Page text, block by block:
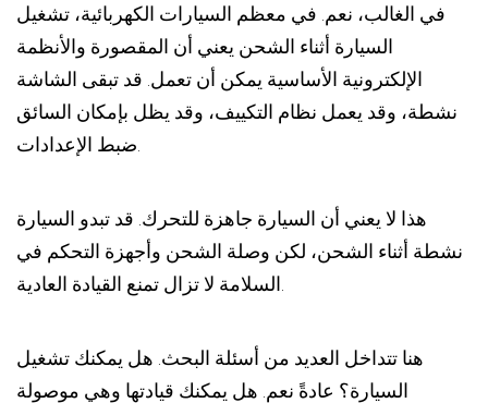
في الغالب، نعم. في معظم السيارات الكهربائية، تشغيل
السيارة أثناء الشحن يعني أن المقصورة والأنظمة
الإلكترونية الأساسية يمكن أن تعمل. قد تبقى الشاشة
نشطة، وقد يعمل نظام التكييف، وقد يظل بإمكان السائق
هذا لا يعني أن السيارة جاهزة للتحرك. قد تبدو السيارة
نشطة أثناء الشحن، لكن وصلة الشحن وأجهزة التحكم في
هنا تتداخل العديد من أسئلة البحث. هل يمكنك تشغيل
السيارة؟ عادةً نعم. هل يمكنك قيادتها وهي موصولة